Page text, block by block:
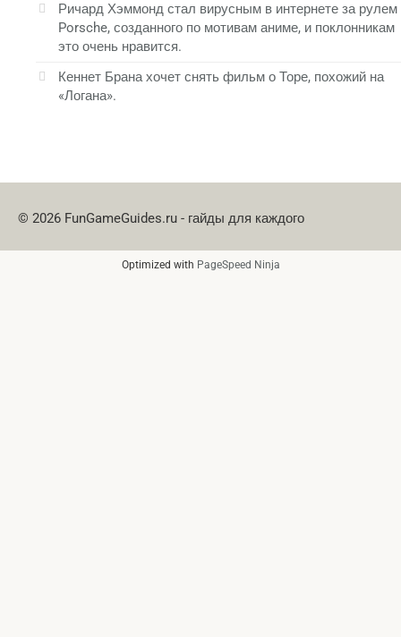
Ричард Хэммонд стал вирусным в интернете за рулем
Porsche, созданного по мотивам аниме, и поклонникам
это очень нравится.
Кеннет Брана хочет снять фильм о Торе, похожий на
«Логана».
© 2026 FunGameGuides.ru - гайды для каждого
Optimized with PageSpeed Ninja